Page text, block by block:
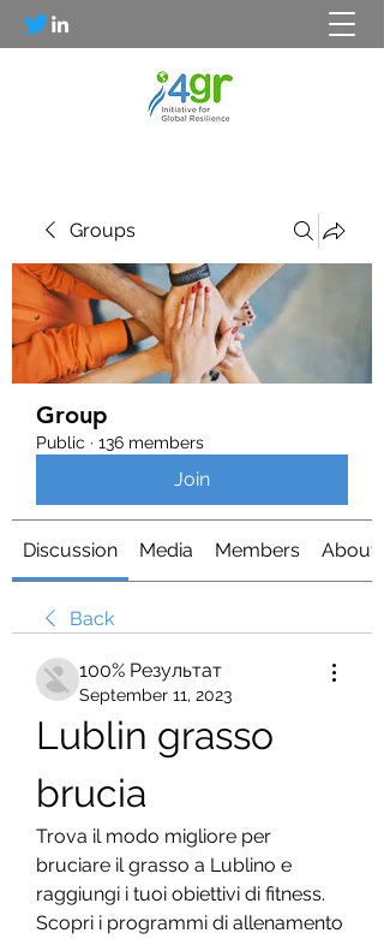
Groups
Group
Public · 136 members
Join
Discussion Media Members About
Back
100% Результат
September 11, 2023
Lublin grasso
brucia
Trova il modo migliore per
bruciare il grasso a Lublino e
raggiungi i tuoi obiettivi di fitness.
Scopri i programmi di allenamento